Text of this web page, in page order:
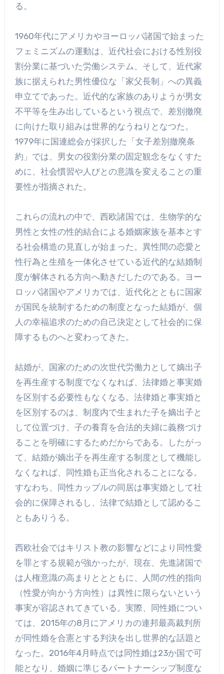
る。
1960年代にアメリカやヨーロッパ諸国で始まった
フェミニズムの運動は、近代社会における性別役
割分業に基づいた労働システム、そして、近代家
族に据えられた男性優位な「家父長制」への異義
申立てであった。近代的な家族のありようが男女
不平等を生み出しているという視点で、差別撤廃
に向けた取り組みは世界的なうねりとなつた。
1979年に国連総会が採択した「女子差別撤廃条
約」では、男女の役割分業の固定観念をなくすた
めに、社会慣習や人びとの意識を変えることの重
要性が指摘された。
これらの流れの中で、西欧諸国では、生物学的な
男性と女性の性的結合による婚姻家族を基本とす
る社会構造の見直しが始まった。異性間の恋愛と
性行為と生殖を一体化させている近代的な結婚制
度が解体される方向へ動きだしたのである。ヨー
ロッパ諸国やアメリカでは、近代化とともに国家
が国民を統制するための制度となった結婚が、個
人の幸福追求のための自己決定として社会的に保
障するものへと変わってきた。
結婚が、国家のための次世代労働力として嫡出子
を再生産する制度でなくなれば、法律婚と事実婚
を区別する必要性もなくなる。法律婚と事実婚と
を区別するのは、制度内で生まれた子を嫡出子と
して位置づけ、子の養育を合法的夫婦に義務づけ
ることを明確にするためだからである。したがっ
て、結婚が嫡出子を再生産する制度として機能し
なくなれば、同性婚も正当化されることになる。
すなわち、同性カップルの同居は事実婚として社
会的に保障されるし、法律で結婚として認めるこ
ともありうる。
西欧社会ではキリスト教の影響などにより同性愛
を罪とする規範が強かったが、現在、先進諸国で
は人権意識の高まりととともに、人間の性的指向
（性愛が向かう方向性）は異性に限らないという
事実が容認されてきている。実際、同性婚につい
ては、2015年の8月にアメリカの連邦最高裁判所
が同性婚を合憲とする判決を出し世界的な話題と
なった。2016年4月時点では同性婚は23か国で可
能となり、婚姻に準じるパートナーシップ制度な